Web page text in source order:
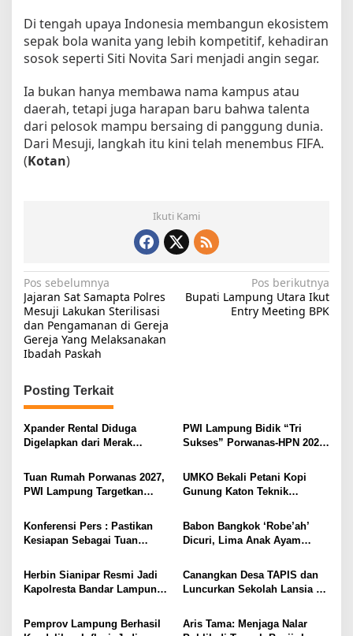
Di tengah upaya Indonesia membangun ekosistem
sepak bola wanita yang lebih kompetitif, kehadiran
sosok seperti Siti Novita Sari menjadi angin segar.
Ia bukan hanya membawa nama kampus atau
daerah, tetapi juga harapan baru bahwa talenta
dari pelosok mampu bersaing di panggung dunia.
Dari Mesuji, langkah itu kini telah menembus FIFA.
(Kotan)
Ikuti Kami
N
a
v
i
a
s
i
o
Pos sebelumnya
Jajaran Sat Samapta Polres
Mesuji Lakukan Sterilisasi
dan Pengamanan di Gereja
Gereja Yang Melaksanakan
Ibadah Paskah
Pos berikutnya
Bupati Lampung Utara Ikut
Entry Meeting BPK
Posting Terkait
Xpander Rental Diduga
Digelapkan dari Merak
Pengemudinya Prajurit TNI
AL
PWI Lampung Bidik “Tri
Sukses” Porwanas-HPN 2027:
Pariwisata Menggeliat
Tuan Rumah Porwanas 2027,
PWI Lampung Targetkan
UMKO Bekali Petani Kopi
Gunung Katon Teknik
Jual Hasil Panen Meningkat
Konferensi Pers : Pastikan
Kesiapan Sebagai Tuan
Tiga Venue Pelaksanaan
Soeratin Cup Piala Gubernur
Lampung
Babon Bangkok ‘Robe’ah’
Dicuri, Lima Anak Ayam
Gang Jalaba Kotabumi Heboh
Herbin Sianipar Resmi Jadi
Kapolresta Bandar Lampung,
Prioritas
Canangkan Desa TAPIS dan
Luncurkan Sekolah Lansia di
TP PKK Lampung Dorong
Pembangunan SDM Dimulai
Pemprov Lampung Berhasil
Aris Tama: Menjaga Nalar